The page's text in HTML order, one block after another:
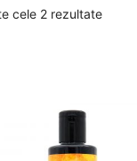
cele 2 rezultate